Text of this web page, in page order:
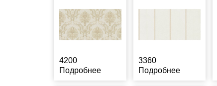
4200
Подробнее
3360
Подробнее